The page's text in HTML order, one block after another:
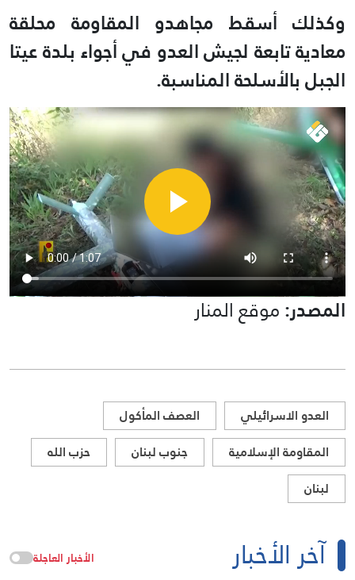
وكذلك أسقط مجاهدو المقاومة محلقة
معادية تابعة لجيش العدو في أجواء بلدة عيتا
الجبل بالأسلحة المناسبة.
المصدر:موقع المنار
العدو الاسرائيلي
العصف المأكول
المقاومة الإسلامية
جنوب لبنان
حزب الله
لبنان
آخر الأخبار الأخبار العاجلة